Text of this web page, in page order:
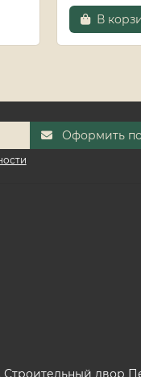
В
Оформить
двор